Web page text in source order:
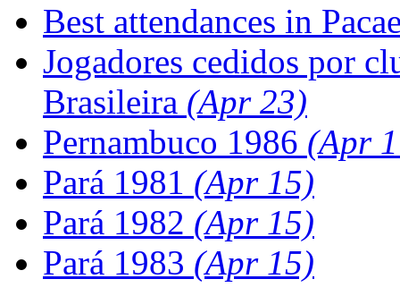
Best attendances in
Jogadores cedidos por
Brasileira (Apr 23)
Pernambuco 1986 (Apr
Pará 1981 (Apr 15)
Pará 1982 (Apr 15)
Pará 1983 (Apr 15)